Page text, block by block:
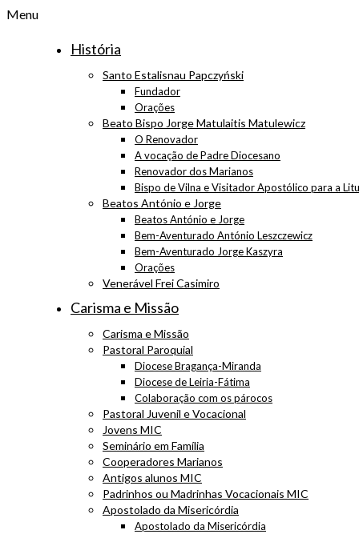
Menu
História
Santo Estalisnau Papczyński
Fundador
Orações
Beato Bispo Jorge Matulaitis Matulewicz
O Renovador
A vocação de Padre Diocesano
Renovador dos Marianos
Bispo de Vilna e Visitador Apostólico para a
Beatos António e Jorge
Beatos António e Jorge
Bem-Aventurado António Leszczewicz
Bem-Aventurado Jorge Kaszyra
Orações
Venerável Frei Casimiro
Carisma e Missão
Carisma e Missão
Pastoral Paroquial
Diocese Bragança-Miranda
Diocese de Leiria-Fátima
Colaboração com os párocos
Pastoral Juvenil e Vocacional
Jovens MIC
Seminário em Família
Cooperadores Marianos
Antigos alunos MIC
Padrinhos ou Madrinhas Vocacionais MIC
Apostolado da Misericórdia
Apostolado da Misericórdia